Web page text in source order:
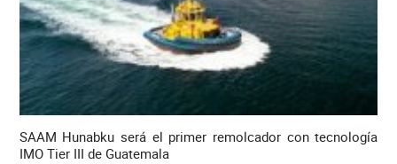
SAAM Hunabku será el primer remolcador con tecnología
IMO Tier III de Guatemala